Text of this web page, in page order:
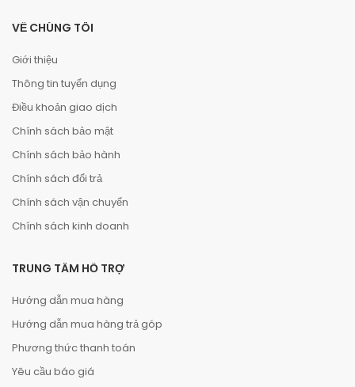
VỀ CHÚNG TÔI
Giới thiệu
Thông tin tuyển dụng
Điều khoản giao dịch
Chính sách bảo mật
Chính sách bảo hành
Chính sách đổi trả
Chính sách vận chuyển
Chính sách kinh doanh
TRUNG TÂM HỖ TRỢ
Hướng dẫn mua hàng
Hướng dẫn mua hàng trả góp
Phương thức thanh toán
Yêu cầu báo giá